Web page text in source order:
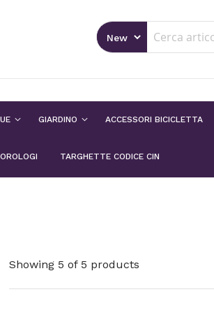
GIARDINO ACCESSORI BICICLETTA
OROLOGI TARGHETTE CODICE CIN
Showing 5 of 5 products